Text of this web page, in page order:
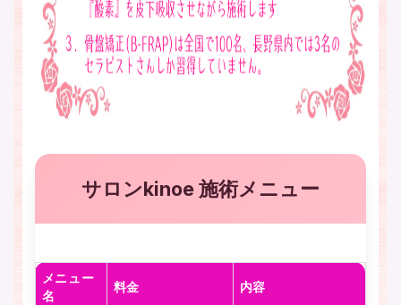
サロンkinoe 施術メニュー
メニュー
名
料金 内容